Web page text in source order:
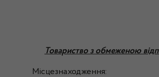
Товариство з обмеженою
Місцезнаходження: